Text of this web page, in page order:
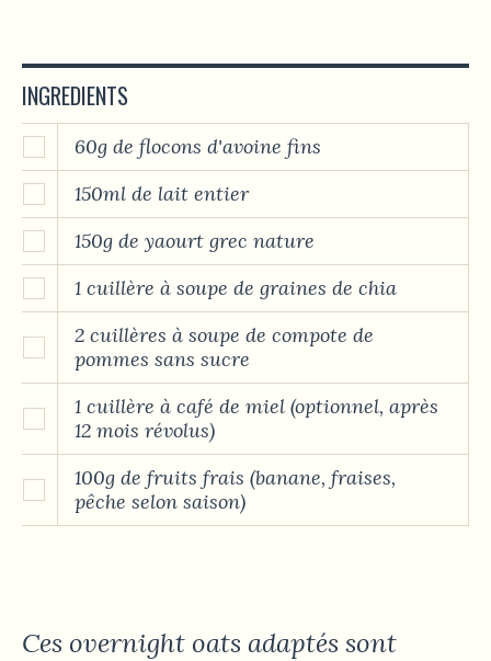
INGREDIENTS
60g de flocons d'avoine fins
150ml de lait entier
150g de yaourt grec nature
1 cuillère à soupe de graines de chia
2 cuillères à soupe de compote de
pommes sans sucre
1 cuillère à café de miel (optionnel, après
12 mois révolus)
100g de fruits frais (banane, fraises,
pêche selon saison)
Ces overnight oats adaptés sont